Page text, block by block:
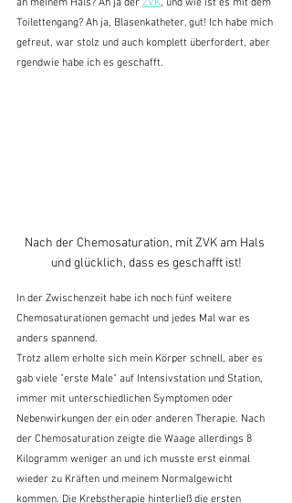
an meinem Hals? Ah ja der ZVK, und wie ist es mit dem
Toilettengang? Ah ja, Blasenkatheter, gut! Ich habe mich
gefreut, war stolz und auch komplett überfordert, aber
rgendwie habe ich es geschafft.
Nach der Chemosaturation, mit ZVK am Hals
und glücklich, dass es geschafft ist!
In der Zwischenzeit habe ich noch fünf weitere
Chemosaturationen gemacht und jedes Mal war es
anders spannend.
Trotz allem erholte sich mein Körper schnell, aber es
gab viele "erste Male" auf Intensivstation und Station,
immer mit unterschiedlichen Symptomen oder
Nebenwirkungen der ein oder anderen Therapie. Nach
der Chemosaturation zeigte die Waage allerdings 8
Kilogramm weniger an und ich musste erst einmal
wieder zu Kräften und meinem Normalgewicht
kommen. Die Krebstherapie hinterließ die ersten